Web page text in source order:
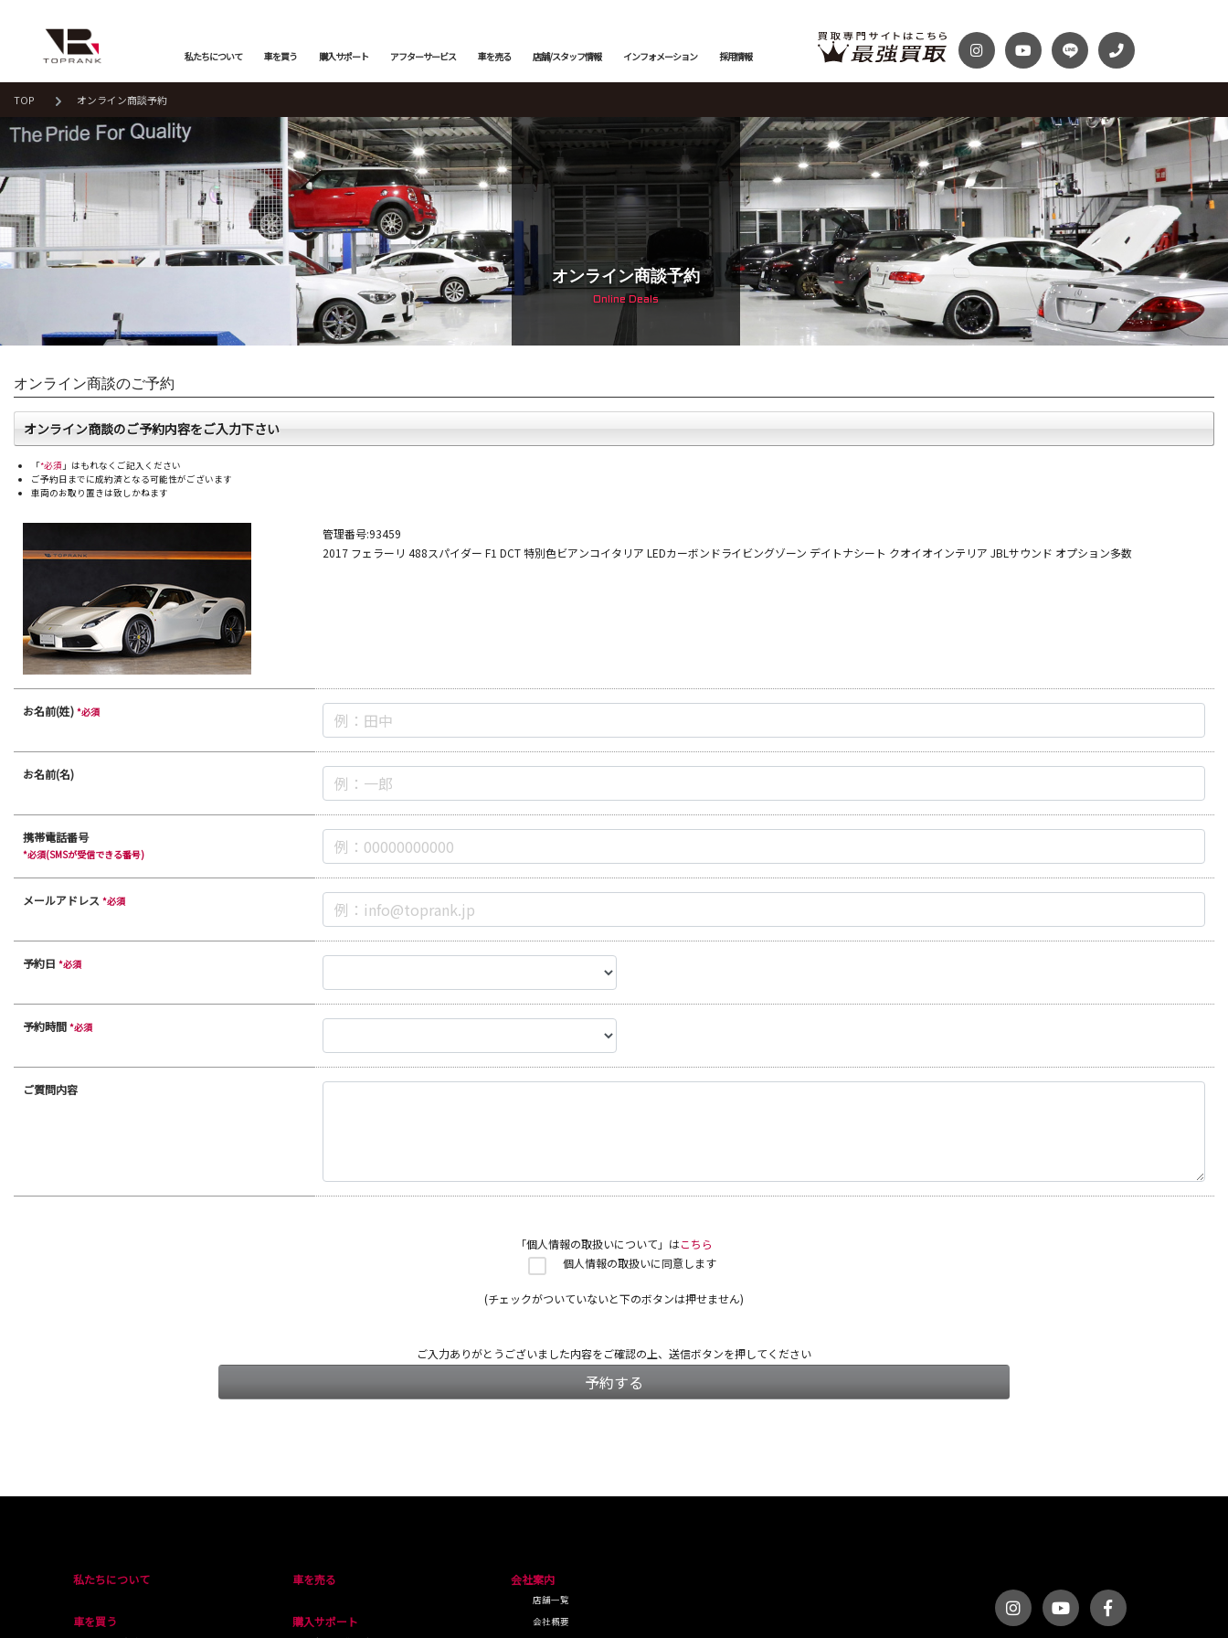
私たちについて 車を買う
車を買う
全ての在庫情報
バックオーダーシステム
オンライン商談
お取り寄せ商談
メーカーから探す
Mercedes-Benz Mercedes-AMG BMW BMW ALPINA Audi Volkswagen
Porsche LAND ROVER JAGUAR BENTLEY McLaren Maserati
トップランク本店
購入サポート
購入サポート
保証・購入プラン 下取査定 納車前点検・整備 メンテナンスパック 自動車保険
お支払いプラン
ローンシミュレーション
オートローン事前審査
よくある質問 ご納車までの流れ 必要書類
アフターサービス
アフターサービス
車検・点検 メンテナンス 鈑金塗装 カーディテール
プロテクションフィルム 輸入車コーディング アライメント測定・調整
車を売る 店舗/スタッフ情報
店舗/スタッフ情報
店舗一覧
会社概要
プライバシーポリシー
店舗お問い合わせ
トップランク本店 トップランク中央 トップランク杉並
トップランク千葉
サービスファクトリー
トップランク神戸
ROKKO i PARK
トップランク
オートテクニカルベース
最強買取 市川店 最強買取 船橋店 トップランクUSA
インフォメーション
インフォメーション
ニュース&メディア ご納車情報 サービスブログ トップランク・マガジン
採用情報
TOP オンライン商談予約
オンライン商談予約
Online Deals
オンライン商談のご予約
オンライン商談のご予約内容をご入力下さい
「*必須 」はもれなくご記入ください
ご予約日までに成約済となる可能性がございます
車両のお取り置きは致しかねます
管理番号:93459
2017 フェラーリ 488スパイダー F1 DCT特別色ビアンコイタリア LEDカーボンドライビングゾーン デイトナシート クオイオインテリア JBLサウンド オプション多数
お名前(姓) *必須
お名前(名)
携帯電話番号
*必須(SMSが受信できる番号)
メールアドレス *必須
予約日 *必須
予約時間 *必須
ご質問内容
「個人情報の取扱いについて」はこちら
個人情報の取扱いに同意します
(チェックがついていないと下のボタンは押せません)
ご入力ありがとうございました内容をご確認の上、送信ボタンを押してください
予約する
私たちについて
車を買う
車を売る
購入サポート
会社案内
店舗一覧
会社概要